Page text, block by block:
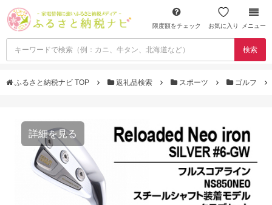
限度額をチェック お気に入り メニュー
検索
ふるさと納税ナビ TOP 返礼品検索 スポーツ ゴルフ
詳細を見る